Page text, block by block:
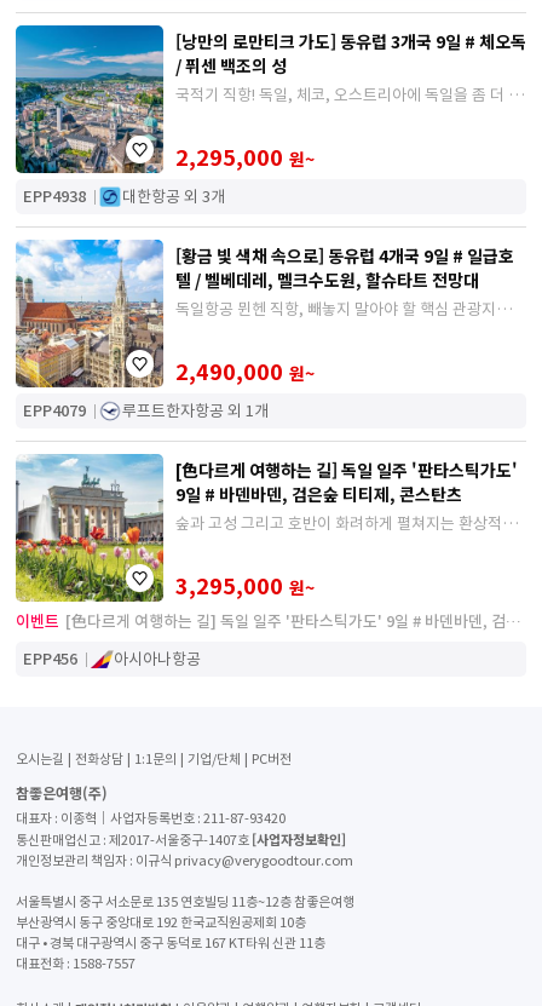
[낭만의 로만티크 가도] 동유럽 3개국 9일 # 체오독
/ 퓌센 백조의 성
국적기 직항! 독일, 체코, 오스트리아에 독일을 좀 더 집
2,295,000 원~
EPP4938 대한항공 외 3개
[황금 빛 색채 속으로] 동유럽 4개국 9일 # 일급호
텔 / 벨베데레, 멜크수도원, 할슈타트 전망대
독일항공 뮌헨 직항, 빼놓지 말아야 할 핵심 관광지만
2,490,000 원~
EPP4079 루프트한자항공 외 1개
[色다르게 여행하는 길] 독일 일주 '판타스틱가도'
9일 # 바덴바덴, 검은숲 티티제, 콘스탄츠
숲과 고성 그리고 호반이 화려하게 펼쳐지는 환상적인
3,295,000 원~
이벤트 [色다르게 여행하는 길] 독일 일주 '판타스틱가도' 9일 # 바덴바덴, 검은
숲 티티제, 콘스탄츠
EPP456 아시아나항공
오시는길 전화상담 1:1문의 기업/단체 PC버전
참좋은여행(주)
대표자 : 이종혁│사업자등록번호 : 211-87-93420
통신판매업신고 : 제2017-서울중구-1407호 [사업자정보확인]
개인정보관리 책임자 : 이규식 privacy@verygoodtour.com
서울특별시 중구 서소문로 135 연호빌딩 11층~12층 참좋은여행
부산광역시 동구 중앙대로 192 한국교직원공제회 10층
대구 • 경북 대구광역시 중구 동덕로 167 KT타워 신관 11층
대표전화 : 1588-7557